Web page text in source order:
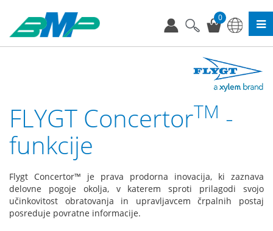
0
FLYGT ConcertorTM -
funkcije
Flygt Concertor™ je prava prodorna inovacija, ki zaznava
delovne pogoje okolja, v katerem sproti prilagodi svojo
učinkovitost obratovanja in upravljavcem črpalnih postaj
posreduje povratne informacije.